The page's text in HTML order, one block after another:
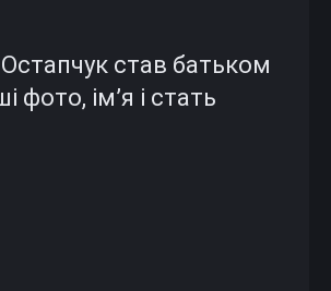
став батьком
фото, ім’я і стать